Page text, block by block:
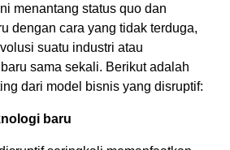
menantang status quo dan
dengan cara yang tidak terduga,
suatu industri atau
sama sekali. Berikut adalah
dari model bisnis yang disruptif:
baru